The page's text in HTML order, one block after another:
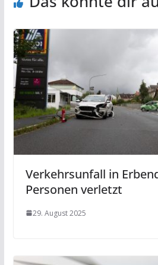
Verkehrsunfall in
Personen verletzt
29. August 2025